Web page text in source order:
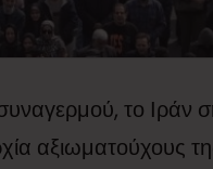
το Ιράν
αξιωματούχους